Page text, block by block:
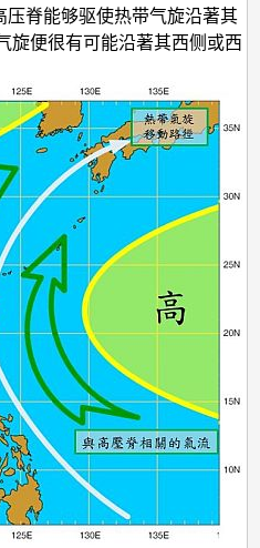
脊能够驱使热带气旋沿著其
旋便很有可能沿著其西侧或西